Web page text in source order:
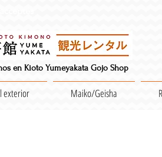
en Kioto Yumeyakata Gojo Shop
exterior Maiko/Geisha